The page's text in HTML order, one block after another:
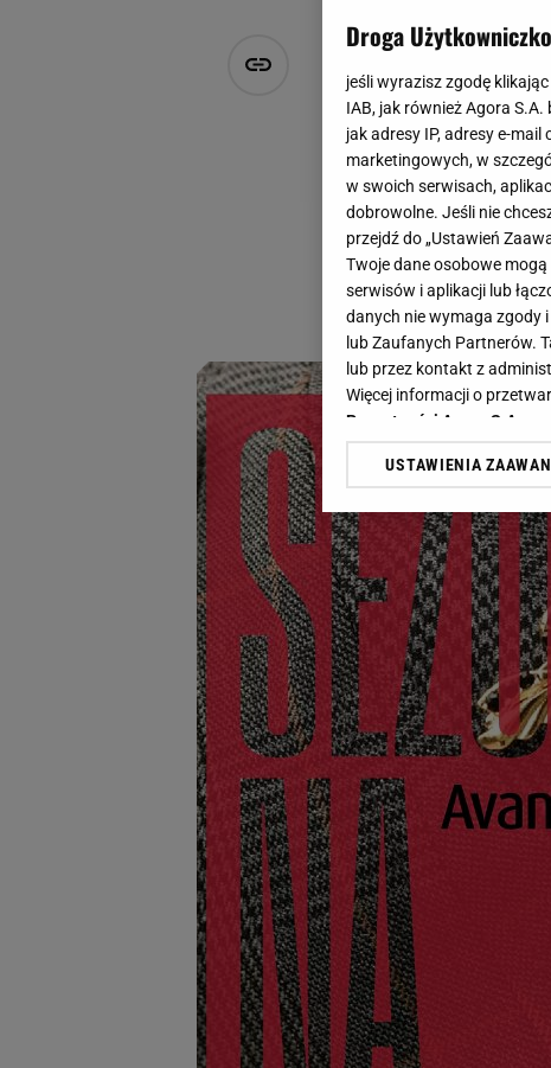
"Sezon na
swetrów -
Natalia Szyperek
24 września 2025, 13:30
Broszki to małe, ale
sezonie 2025 warto
Sprawdź nasze
Droga
jeśli wyrazisz zgodę
IAB, jak również Agora
jak adresy IP, adresy e-
marketingowych, w
w swoich serwisach,
dobrowolne. Jeśli nie
przejdź do „Ustawień
Twoje dane osobowe
serwisów i aplikacji lub
danych nie wymaga zgody
lub Zaufanych Partnerów.
lub przez kontakt z
Więcej informacji o
Prywatności Agora S.A.
Klikając „Akceptuję”
dotyczące plików cookie,
odnośnik „Ustawienia
plików cookie możliwa jest
My, nasi Zaufani Partnerzy
Użycie dokładnych
Przechowywanie
badnie odbiorców i
USTAWIENIA